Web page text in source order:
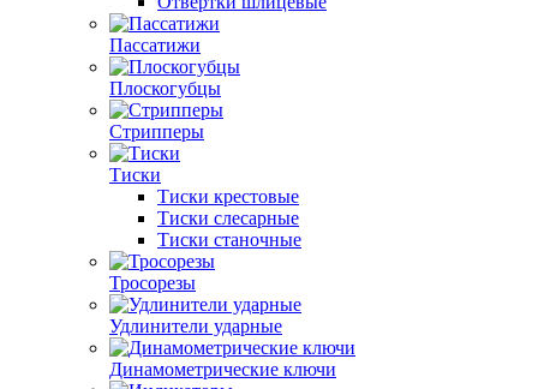
Пассатижи
Плоскогубцы
Стрипперы
Тиски
Тиски крестовые
Тиски слесарные
Тиски станочные
Тросорезы
Удлинители ударные
Динамометрические ключи